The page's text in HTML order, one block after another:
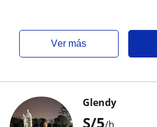
ver más
S/5
Glendy